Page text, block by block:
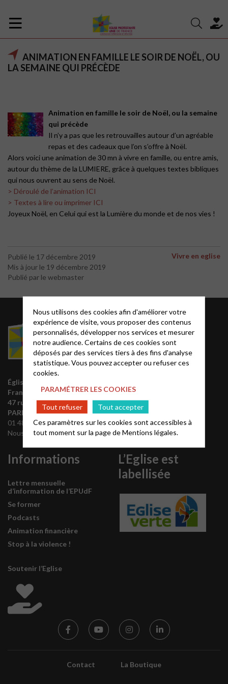
ANIMATION EN FAMILLE LE SOIR DE NOËL, OU
LA SEMAINE QUI PRÉCÈDE
Animation en famille le soir de Noël, ou la semaine
qui précède
Il n’y a pas que les retrouvailles autour d’un agréable
repas et des cadeaux que l’on s’offre à Noël.
Alors voici une animation de 30 mn à vivre en famille, ou entre amis,
autour du thème de la LUMIERE, grâce à quelques textes bibliques
qui nous ouvrent au sens de Noël.
> Déroulé de l’animation ICI
> Textes à lire ou imprimer ICI
Joyeux Noël, en Celui qui est la Lumière du monde et de nos vies !
Publié le 17 décembre 2019
Mis à jour le 19 décembre 2019
Publié par le webmaster
Vivre en eglise
Église protestante unie de
France
47 rue de Clichy 75009
PARIS
01 48 74 90 92
Nous contacter
Acteurs EPUdF
Le site National
Liste des régions
Partenaires
Outils de communication
Tutoriels
Informations
Lettre mensuelle
d’information de l’EPUdF
Se former
Podcasts
Animation financière
Stop à la violence !
Soutenir l’Eglise
L’Eglise est
labellisée
Contact La Boutique
Nous utilisons des cookies afin d'améliorer votre
expérience de visite, vous proposer des contenus
personnalisés, développer nos services et mesurer
notre audience. Certains de ces cookies sont
déposés par des services tiers à des fins d'analyse
statistique. Vous pouvez accepter ou refuser ces
cookies.
PARAMÉTRER LES COOKIES
Tout refuser
Tout accepter
Ces paramètres sur les cookies sont accessibles à
tout moment sur la page deMentions légales.